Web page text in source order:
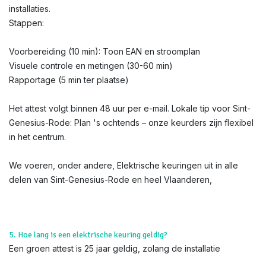
installaties.
Stappen:
Voorbereiding (10 min): Toon EAN en stroomplan
Visuele controle en metingen (30-60 min)
Rapportage (5 min ter plaatse)
Het attest volgt binnen 48 uur per e-mail. Lokale tip voor Sint-
Genesius-Rode: Plan 's ochtends – onze keurders zijn flexibel
in het centrum.
We voeren, onder andere, Elektrische keuringen uit in alle
delen van Sint-Genesius-Rode en heel Vlaanderen,
5. Hoe lang is een elektrische keuring geldig?
Een groen attest is 25 jaar geldig, zolang de installatie